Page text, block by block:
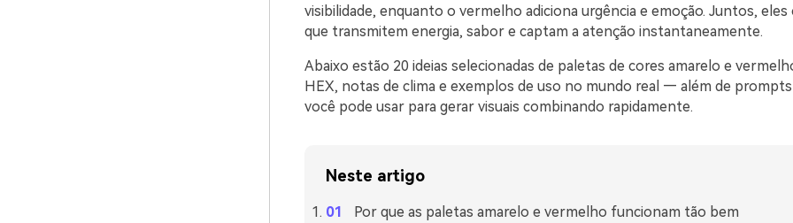
visibilidade, enquanto o vermelho adiciona urgência e emoção. Juntos, eles
que transmitem energia, sabor e captam a atenção instantaneamente.
Abaixo estão 20 ideias selecionadas de paletas de cores amarelo e
HEX, notas de clima e exemplos de uso no mundo real — além de prompts
você pode usar para gerar visuais combinando rapidamente.
Neste artigo
Por que as paletas amarelo e vermelho funcionam tão bem